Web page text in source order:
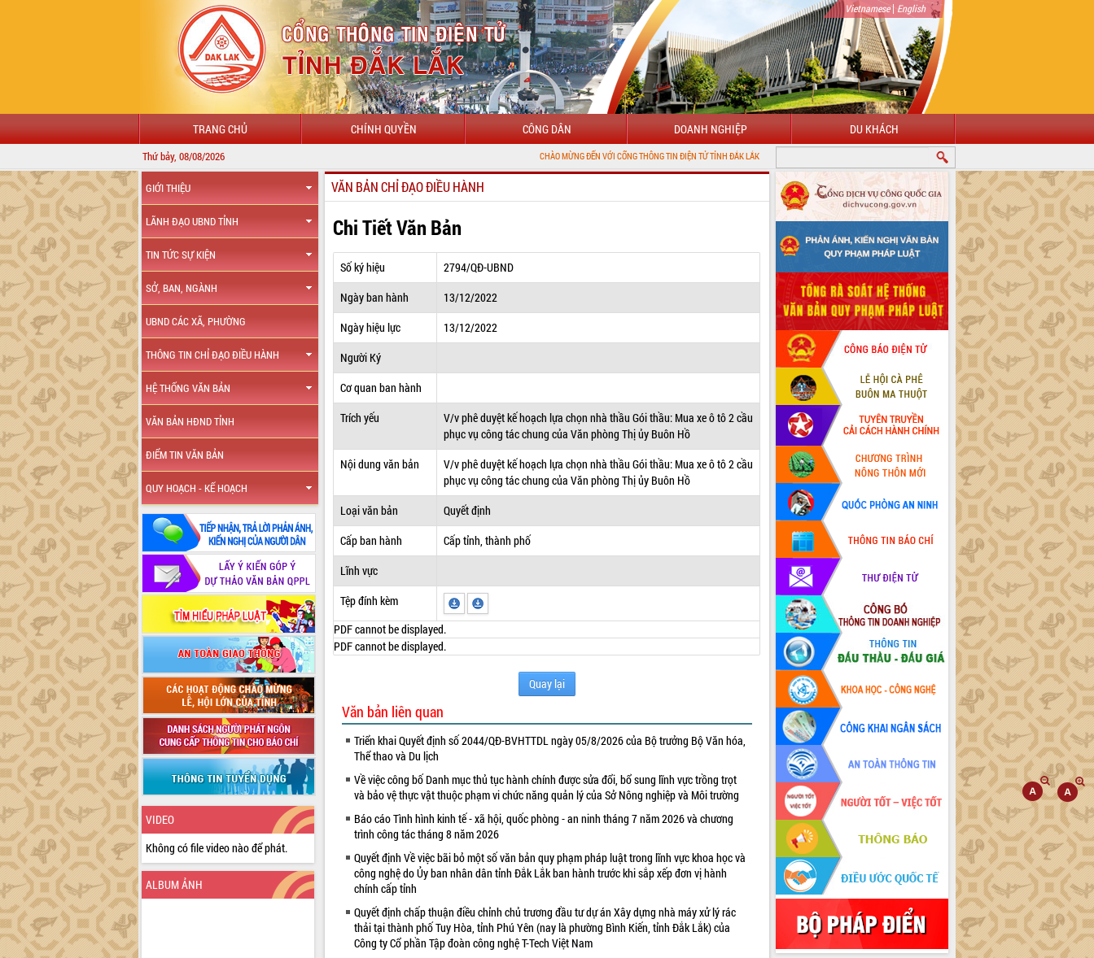
Vietnamese| English
TRANG CHỦ CHÍNH QUYỀN CÔNG DÂN DOANH NGHIỆP DU KHÁCH
Thứ bảy, 08/08/2026 CHÀO MỪNG ĐẾN VỚI CỔNG THÔNG TIN ĐIỆN TỬ TỈNH ĐẮK LẮK
GIỚI THIỆU
LÃNH ĐẠO UBND TỈNH
TIN TỨC SỰ KIỆN
SỞ, BAN, NGÀNH
UBND CÁC XÃ, PHƯỜNG
THÔNG TIN CHỈ ĐẠO ĐIỀU HÀNH
HỆ THỐNG VĂN BẢN
VĂN BẢN HĐND TỈNH
ĐIỂM TIN VĂN BẢN
QUY HOẠCH - KẾ HOẠCH
VIDEO
Không có file video nào để phát.
ALBUM ẢNH
VĂN BẢN CHỈ ĐẠO ĐIỀU HÀNH
Chi Tiết Văn Bản
Số ký hiệu
2794/QĐ-UBND
Ngày ban hành
13/12/2022
Ngày hiệu lực
13/12/2022
Người Ký
Cơ quan ban hành
Trích yếu
V/v phê duyệt kế hoạch lựa chọn nhà thầu Gói thầu: Mua xe ô tô 2 cầu
phục vụ công tác chung của Văn phòng Thị ủy Buôn Hồ
Nội dung văn bản
V/v phê duyệt kế hoạch lựa chọn nhà thầu Gói thầu: Mua xe ô tô 2 cầu
phục vụ công tác chung của Văn phòng Thị ủy Buôn Hồ
Loại văn bản
Quyết định
Cấp ban hành
Cấp tỉnh, thành phố
Lĩnh vực
Tệp đính kèm
PDF cannot be displayed.
PDF cannot be displayed.
Quay lại
Văn bản liên quan
Triển khai Quyết định số 2044/QĐ-BVHTTDL ngày 05/8/2026 của Bộ trưởng Bộ Văn hóa,
Thể thao và Du lịch
Về việc công bố Danh mục thủ tục hành chính được sửa đổi, bổ sung lĩnh vực trồng trọt
và bảo vệ thực vật thuộc phạm vi chức năng quản lý của Sở Nông nghiệp và Môi trường
Báo cáo Tình hình kinh tế - xã hội, quốc phòng - an ninh tháng 7 năm 2026 và chương
trình công tác tháng 8 năm 2026
Quyết định Về việc bãi bỏ một số văn bản quy phạm pháp luật trong lĩnh vực khoa học và
công nghệ do Ủy ban nhân dân tỉnh Đắk Lắk ban hành trước khi sắp xếp đơn vị hành
chính cấp tỉnh
Quyết định chấp thuận điều chỉnh chủ trương đầu tư dự án Xây dựng nhà máy xử lý rác
thải tại thành phố Tuy Hòa, tỉnh Phú Yên (nay là phường Bình Kiến, tỉnh Đắk Lắk) của
Công ty Cổ phần Tập đoàn công nghệ T-Tech Việt Nam